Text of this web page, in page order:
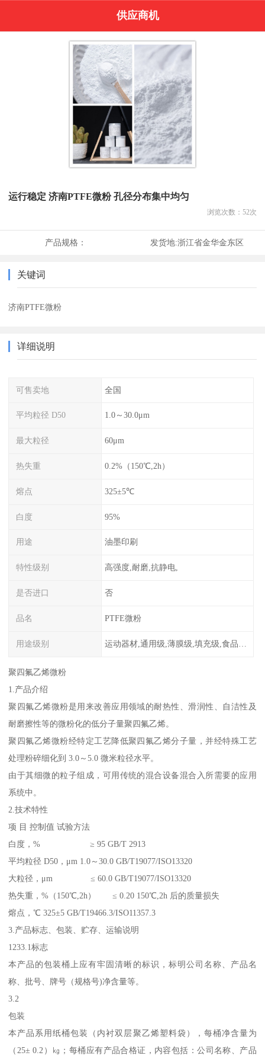
供应商机
运行稳定 济南PTFE微粉 孔径分布集中均匀
浏览次数： 52次
产品规格： 发货地:浙江省金华金东区
关键词
济南PTFE微粉
详细说明
可售卖地 全国
平均粒径 D50 1.0～30.0μm
最大粒径 60μm
热失重 0.2%（150℃,2h）
熔点 325±5℃
白度 95%
用途 油墨印刷
特性级别 高强度,耐磨,抗静电,
是否进口 否
品名 PTFE微粉
用途级别
聚四氟乙烯微粉
1.产品介绍
聚四氟乙烯微粉是用来改善应用领域的耐热性、滑润性、自洁性及
耐磨擦性等的微粉化的低分子量聚四氟乙烯。
聚四氟乙烯微粉经特定工艺降低聚四氟乙烯分子量，并经特殊工艺
处理粉碎细化到 3.0～5.0 微米粒径水平。
由于其细微的粒子组成，可用传统的混合设备混合入所需要的应用
系统中。
2.技术特性
项 目 控制值 试验方法
白度，% ≥ 95 GB/T 2913
平均粒径 D50，μm 1.0～30.0 GB/T19077/ISO13320
大粒径，μm ≤ 60.0 GB/T19077/ISO13320
热失重，%（150℃,2h） ≤ 0.20 150℃,2h 后的质量损失
熔点，℃ 325±5 GB/T19466.3/ISO11357.3
3.产品标志、包装、贮存、运输说明
1233.1标志
本产品的包装桶上应有牢固清晰的标识，标明公司名称、产品名
称、批号、牌号（规格号)净含量等。
3.2
包装
本产品系用纸桶包装（内衬双层聚乙烯塑料袋），每桶净含量为
（25± 0.2）㎏；每桶应有产品合格证，内容包括：公司名称、产品